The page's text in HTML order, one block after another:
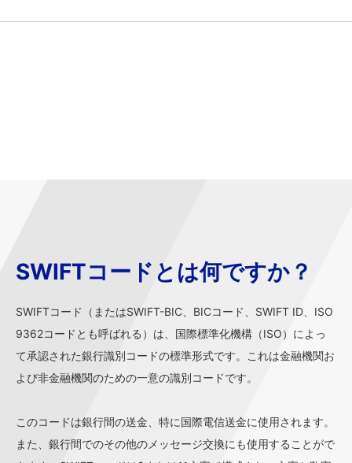
SWIFTコードとは何ですか？
SWIFTコード（またはSWIFT-BIC、BICコード、SWIFT ID、ISO
9362コードとも呼ばれる）は、国際標準化機構（ISO）によっ
て承認された銀行識別コードの標準形式です。これは金融機関お
よび非金融機関のための一意の識別コードです。
このコードは銀行間の送金、特に国際電信送金に使用されます。
また、銀行間でのその他のメッセージ交換にも使用することがで